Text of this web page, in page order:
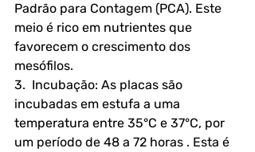
Padrão para Contagem (PCA). Este
meio é rico em nutrientes que
favorecem o crescimento dos
mesófilos.
3.  Incubação: As placas são
incubadas em estufa a uma
temperatura entre 35°C e 37°C, por
um período de 48 a 72 horas . Esta é